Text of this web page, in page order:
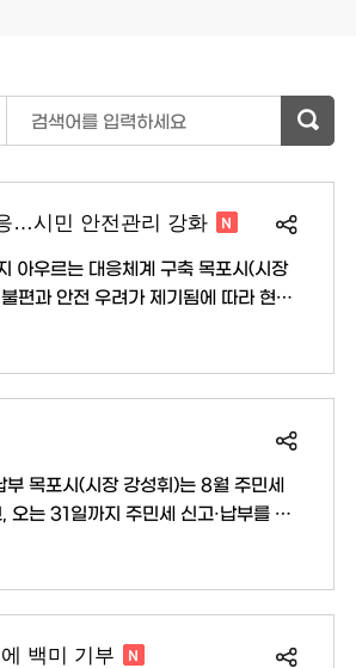
검색어를 입력하세요
…시민 안전관리 강화
대응체계 구축 목포시(시장
편과 안전 우려가 제기됨에 따라 현장
세
오는 31일까지 주민세 신고·납부를 받
백미 기부